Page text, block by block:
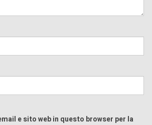
e sito web in questo browser per la